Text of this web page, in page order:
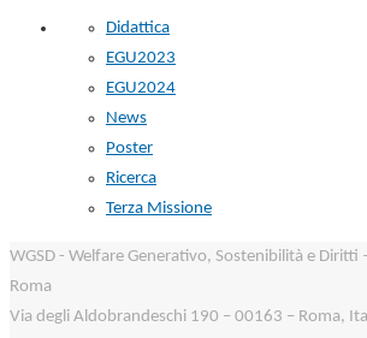
Didattica
EGU2023
EGU2024
News
Poster
Ricerca
Terza Missione
WGSD - Welfare Generativo, Sostenibilità e Diritti
Roma
Via degli Aldobrandeschi 190 – 00163 – Roma,